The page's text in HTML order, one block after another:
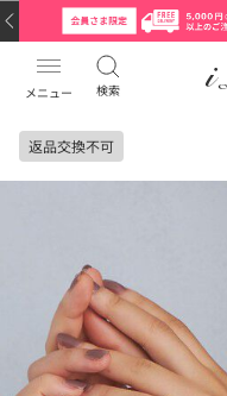
メニュー 検索
返品交換不可